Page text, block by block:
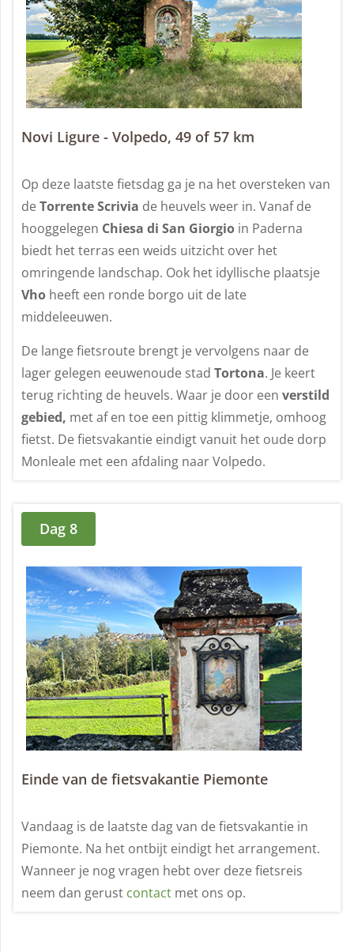
Novi Ligure - Volpedo, 49 of 57 km
Op deze laatste fietsdag ga je na het oversteken van
deTorrente Scrivia de heuvels weer in. Vanaf de
hooggelegen Chiesa di San Giorgio in Paderna
biedt het terras een weids uitzicht over het
omringende landschap. Ook het idyllische plaatsje
Vho heeft een ronde borgo uit de late
middeleeuwen.
De lange fietsroute brengt je vervolgens naar de
lager gelegen eeuwenoude stad Tortona. Je keert
terug richting de heuvels. Waar je door een verstild
gebied, met af en toe een pittig klimmetje, omhoog
fietst. De fietsvakantie eindigt vanuit het oude dorp
Monleale met een afdaling naar Volpedo.
Dag 8
Einde van de fietsvakantie Piemonte
Vandaag is de laatste dag van de fietsvakantie in
Piemonte. Na het ontbijt eindigt het arrangement.
Wanneer je nog vragen hebt over deze fietsreis
neem dan gerust contact met ons op.